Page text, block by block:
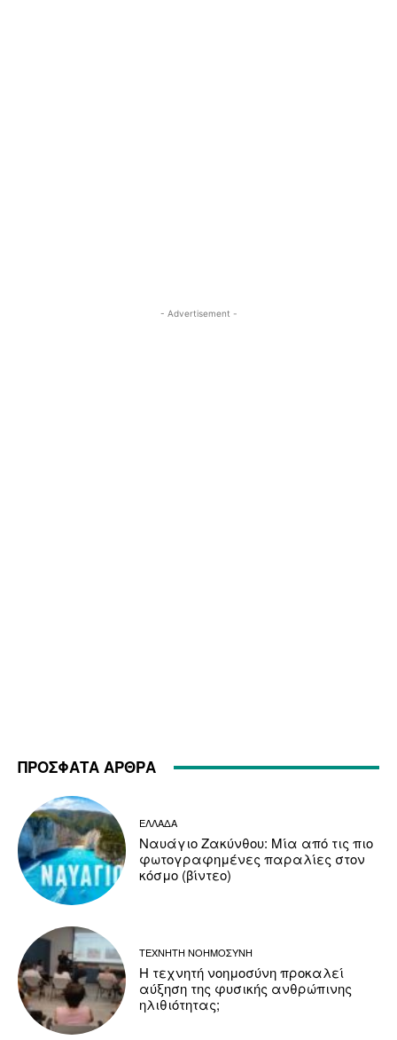
- Advertisement -
ΠΡΟΣΦΑΤΑ ΑΡΘΡΑ
ΕΛΛΑΔΑ
Ναυάγιο Ζακύνθου: Μία από τις πιο
φωτογραφημένες παραλίες στον
κόσμο (βίντεο)
ΤΕΧΝΗΤΗ ΝΟΗΜΟΣΥΝΗ
Η τεχνητή νοημοσύνη προκαλεί
αύξηση της φυσικής ανθρώπινης
ηλιθιότητας;